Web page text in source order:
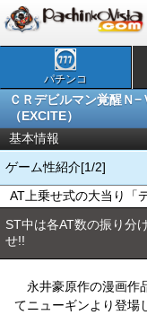
パチンコ
ＣＲデビルマン覚醒Ｎ−
（EXCITE）
基本情報
ゲーム性紹介[1/2]
AT上乗せ式の大当り「
ST中は各AT数の振り分
せ!!
永井豪原作の漫画作
てニューギンより登場